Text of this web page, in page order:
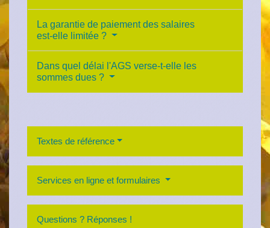
La garantie de paiement des salaires
est-elle limitée ?
Dans quel délai l'AGS verse-t-elle les
sommes dues ?
Textes de référence
Services en ligne et formulaires
Questions ? Réponses !